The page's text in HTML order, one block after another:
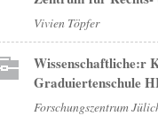
Vivien Töpfer
Wissenschaftliche:r
Graduiertenschule
Forschungszentrum